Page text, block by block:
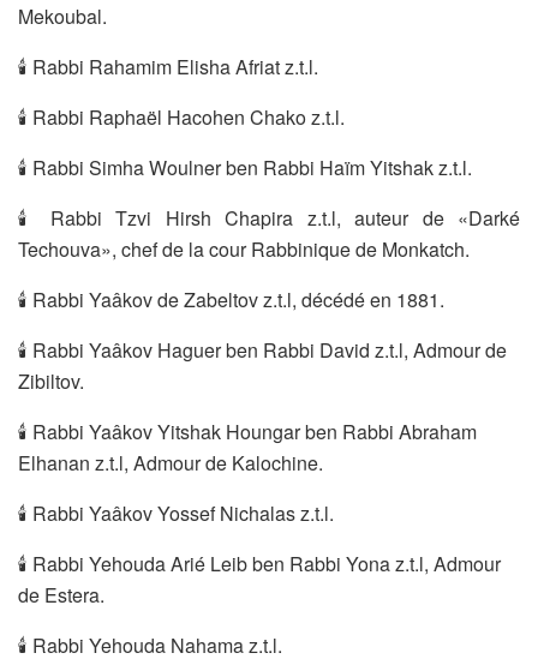
Mekoubal.
🕯 Rabbi Rahamim Elisha Afriat z.t.l.
🕯 Rabbi Raphaël Hacohen Chako z.t.l.
🕯 Rabbi Simha Woulner ben Rabbi Haïm Yitshak z.t.l.
🕯 Rabbi Tzvi Hirsh Chapira z.t.l, auteur de «Darké
Techouva», chef de la cour Rabbinique de Monkatch.
🕯 Rabbi Yaâkov de Zabeltov z.t.l, décédé en 1881.
🕯 Rabbi Yaâkov Haguer ben Rabbi David z.t.l, Admour de
Zibiltov.
🕯 Rabbi Yaâkov Yitshak Houngar ben Rabbi Abraham
Elhanan z.t.l, Admour de Kalochine.
🕯 Rabbi Yaâkov Yossef Nichalas z.t.l.
🕯 Rabbi Yehouda Arié Leib ben Rabbi Yona z.t.l, Admour
de Estera.
🕯 Rabbi Yehouda Nahama z.t.l.